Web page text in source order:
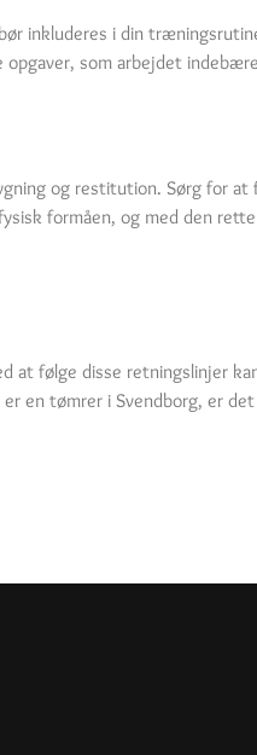
inkluderes i din
som arbejdet
og restitution. Sørg for at
formåen, og med den rette
at følge disse retningslinjer
en tømrer i Svendborg, er